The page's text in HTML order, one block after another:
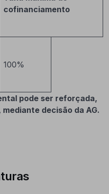
cofinanciamento
100%
pode ser reforçada,
decisão da AG.